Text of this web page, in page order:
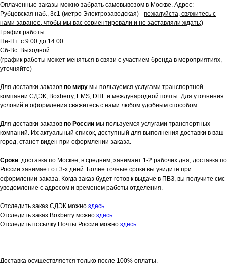
Оплаченные заказы можно забрать самовывозом в Москве. Адрес:
Рубцовская наб., 3с1 (метро Электрозаводская) - пожалуйста, свяжитесь с
нами заранее, чтобы мы вас сориентировали и не заставляли ждать;)
График работы:
Пн-Пт: с 9:00 до 14:00
Сб-Вс: Выходной
(график работы может меняться в связи с участием бренда в мероприятиях,
уточняйте)
Для доставки заказов по миру мы пользуемся услугами транспортной
компании СДЭК, Boxberry, EMS, DHL и международной почты. Для уточнения
условий и оформления свяжитесь с нами любом удобным способом
Для доставки заказов по России мы пользуемся услугами транспортных
компаний. Их актуальный список, доступный для выполнения доставки в ваш
город, станет виден при оформлении заказа.
Сроки: доставка по Москве, в среднем, занимает 1-2 рабочих дня; доставка по
России занимает от 3-х дней. Более точные сроки вы увидите при
оформлении заказа. Когда заказ будет готов к выдаче в ПВЗ, вы получите смс-
уведомление с адресом и временем работы отделения.
Отследить заказ СДЭК можно здесь
Отследить заказ Boxberry можно здесь
Отследить посылку Почты России можно здесь
Доставка осуществляется только после 100% оплаты.